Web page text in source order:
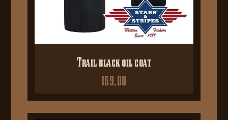
Trail black oil coat
169,00